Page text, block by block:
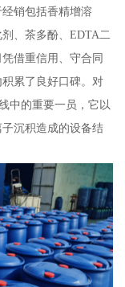
销包括香精增溶
、茶多酚、EDTA二
借重信用、守合同
累了良好口碑。对
中的重要一员，它以
沉积造成的设备结